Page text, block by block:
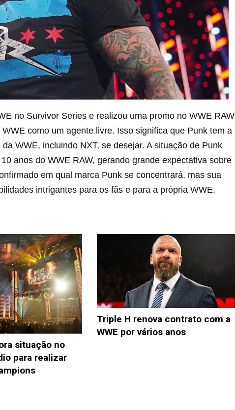
no Survivor Series e realizou uma promo no WWE RAW
como um agente livre. Isso significa que Punk tem a
WWE, incluindo NXT, se desejar. A situação de Punk
anos do WWE RAW, gerando grande expectativa sobre
em qual marca Punk se concentrará, mas sua
intrigantes para os fãs e para a própria WWE.
situação no
para realizar
Triple H renova contrato com a
WWE por vários anos